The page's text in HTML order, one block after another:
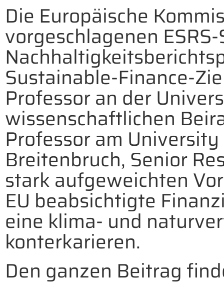
Die Europäische
vorgeschlagenen
Sustainable-Finance-
Professor an der
wissenschaftlichen
Professor am
Breitenbruch, Senior
stark aufgeweichten
EU beabsichtigte
eine klima- und
konterkarieren.
Den ganzen Beitrag